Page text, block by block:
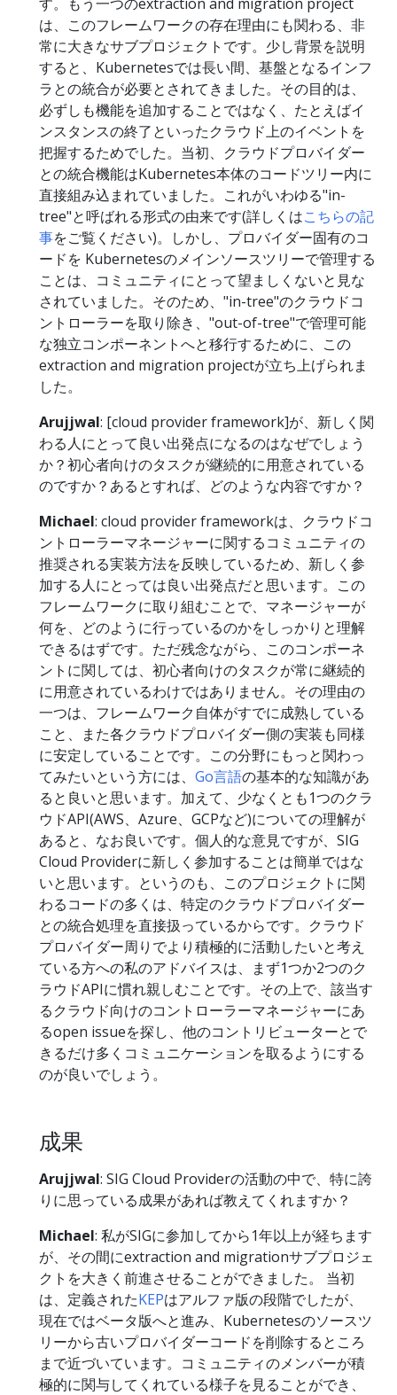
は、このフレームワークの存在理由にも関わる、非
常に大きなサブプロジェクトです。少し背景を説明
すると、Kubernetesでは長い間、基盤となるインフ
ラとの統合が必要とされてきました。その目的は、
必ずしも機能を追加することではなく、たとえばイ
ンスタンスの終了といったクラウド上のイベントを
把握するためでした。当初、クラウドプロバイダー
との統合機能はKubernetes本体のコードツリー内に
直接組み込まれていました。これがいわゆる"in-
tree"と呼ばれる形式の由来です(詳しくはこちらの記
事をご覧ください)。しかし、プロバイダー固有のコ
ードを Kubernetesのメインソースツリーで管理する
ことは、コミュニティにとって望ましくないと見な
されていました。そのため、"in-tree"のクラウドコ
ントローラーを取り除き、"out-of-tree"で管理可能
な独立コンポーネントへと移行するために、この
extraction and migration projectが立ち上げられま
した。
Arujjwal: [cloud provider framework]が、新しく関
わる人にとって良い出発点になるのはなぜでしょう
か？初心者向けのタスクが継続的に用意されている
のですか？あるとすれば、どのような内容ですか？
Michael: cloud provider frameworkは、クラウドコ
ントローラーマネージャーに関するコミュニティの
推奨される実装方法を反映しているため、新しく参
加する人にとっては良い出発点だと思います。この
フレームワークに取り組むことで、マネージャーが
何を、どのように行っているのかをしっかりと理解
できるはずです。ただ残念ながら、このコンポーネ
ントに関しては、初心者向けのタスクが常に継続的
に用意されているわけではありません。その理由の
一つは、フレームワーク自体がすでに成熟している
こと、また各クラウドプロバイダー側の実装も同様
に安定していることです。この分野にもっと関わっ
てみたいという方には、 Go言語の基本的な知識があ
ると良いと思います。加えて、少なくとも1つのクラ
ウドAPI(AWS、Azure、GCPなど)についての理解が
あると、なお良いです。個人的な意見ですが、SIG
Cloud Providerに新しく参加することは簡単ではな
いと思います。というのも、このプロジェクトに関
わるコードの多くは、特定のクラウドプロバイダー
との統合処理を直接扱っているからです。クラウド
プロバイダー周りでより積極的に活動したいと考え
ている方への私のアドバイスは、まず1つか2つのク
ラウドAPIに慣れ親しむことです。その上で、該当す
るクラウド向けのコントローラーマネージャーにあ
るopen issueを探し、他のコントリビューターとで
きるだけ多くコミュニケーションを取るようにする
のが良いでしょう。
成果
Arujjwal: SIG Cloud Providerの活動の中で、特に誇
りに思っている成果があれば教えてくれますか？
Michael: 私がSIGに参加してから1年以上が経ちます
が、その間にextraction and migrationサブプロジェ
クトを大きく前進させることができました。 当初
は、定義されたKEPはアルファ版の段階でしたが、
現在ではベータ版へと進み、Kubernetesのソースツ
リーから古いプロバイダーコードを削除するところ
まで近づいています。コミュニティのメンバーが積
極的に関与してくれている様子を見ることができ、